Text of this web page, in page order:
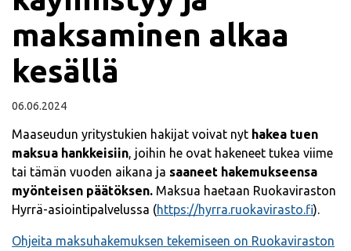
maksaminen alkaa
kesällä
06.06.2024
Maaseudun yritystukien hakijat voivat nyt hakea tuen
maksua hankkeisiin , joihin he ovat hakeneet tukea viime
tai tämän vuoden aikana ja saaneet hakemukseensa
myönteisen päätöksen. Maksua haetaan Ruokaviraston
Hyrrä-asiointipalvelussa (https://hyrra.ruokavirasto.fi).
Ohjeita maksuhakemuksen tekemiseen on Ruokaviraston